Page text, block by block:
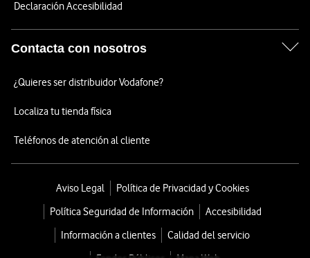
Declaración Accesibilidad
Contacta con nosotros
¿Quieres ser distribuidor Vodafone?
Localiza tu tienda física
Teléfonos de atención al cliente
Aviso Legal
Política de Privacidad y Cookies
Política Seguridad de Información
Accesibilidad
Información a clientes
Calidad del servicio